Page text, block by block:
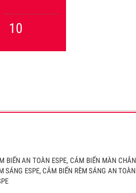
10
BIẾN AN TOÀN ESPE, CẢM BIẾN MÀN CHẮN
SÁNG ESPE, CẢM BIẾN RÈM SÁNG AN TOÀN